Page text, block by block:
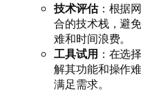
技术评估：根据
合的技术栈，避
难和时间浪费。
工具试用 ：在选
解其功能和操作
满足需求。